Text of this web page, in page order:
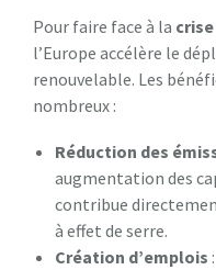
Pour faire face à la
l’Europe accélère le
renouvelable. Les
nombreux :
Réduction des
augmentation des
contribue
à effet de serre.
Création d’emplois